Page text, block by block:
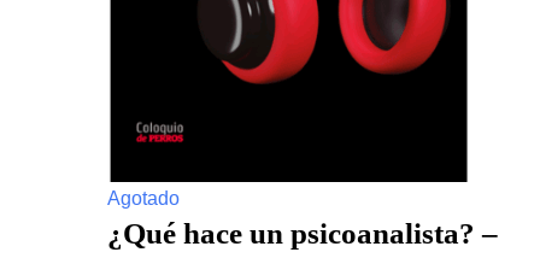
Agotado
¿Qué hace un psicoanalista? –